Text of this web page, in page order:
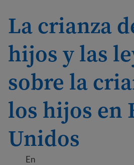
La crianza
hijos y las
sobre la
los hijos en
Unidos
En